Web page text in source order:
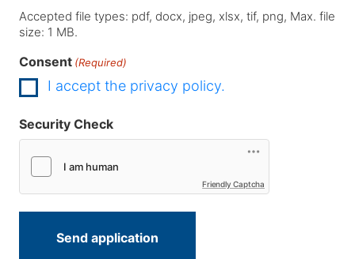
Accepted file types: pdf, docx, jpeg, xlsx, tif, png, Max. file
size: 1 MB.
Consent (Required)
I accept the privacy policy.
Security Check
Friendly Captcha